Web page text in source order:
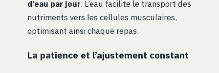
d’eau par jour. L’eau facilite le transport des
nutriments vers les cellules musculaires,
optimisant ainsi chaque repas.
La patience et l’ajustement constant